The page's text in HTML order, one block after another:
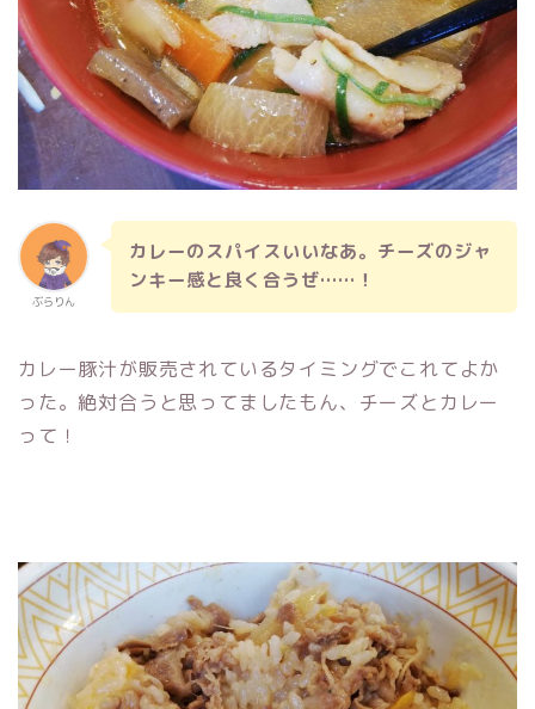
ぶらりん
カレーのスパイスいいなあ。チーズのジャ
ンキー感と良く合うぜ……！
カレー豚汁が販売されているタイミングでこれてよか
った。絶対合うと思ってましたもん、チーズとカレー
って！